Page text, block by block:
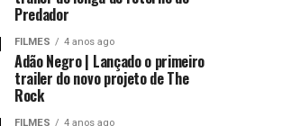
Predador
FILMES 4 anos ago
Adão Negro | Lançado o primeiro
trailer do novo projeto de The
Rock
FILMES 4 anos ago